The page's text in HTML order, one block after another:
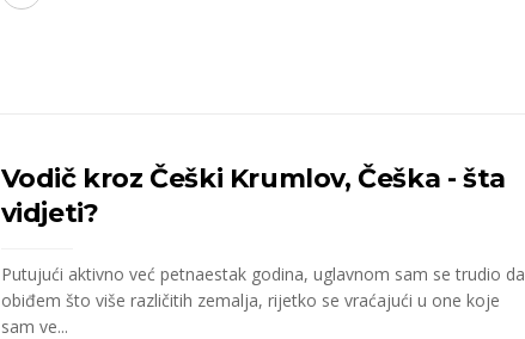
Vodič kroz Češki Krumlov, Češka - šta
vidjeti?
Putujući aktivno već petnaestak godina, uglavnom sam se trudio da
obiđem što više različitih zemalja, rijetko se vraćajući u one koje
sam ve...